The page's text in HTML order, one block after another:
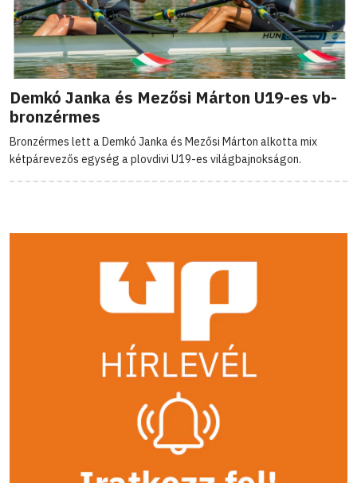
Demkó Janka és Mezősi Márton U19-es vb-
bronzérmes
Bronzérmes lett a Demkó Janka és Mezősi Márton alkotta mix
kétpárevezős egység a plovdivi U19-es világbajnokságon.